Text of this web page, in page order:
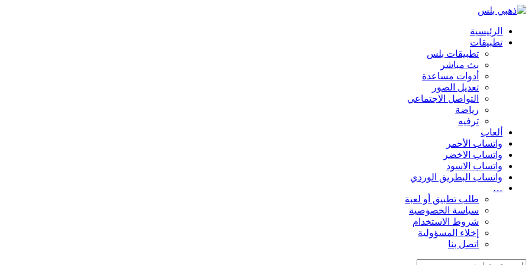
الرئيسية
تطبيقات
تطبيقات بلس
بث مباشر
أدوات مساعدة
تعديل الصور
التواصل الاجتماعي
رياضة
ترفيه
ألعاب
واتساب الأحمر
واتساب الاخضر
واتساب الاسود
واتساب البطريق الوردي
…
طلب تطبيق أو لعبة
سياسة الخصوصية
شروط الاستخدام
إخلاء المسؤولية
اتصل بنا